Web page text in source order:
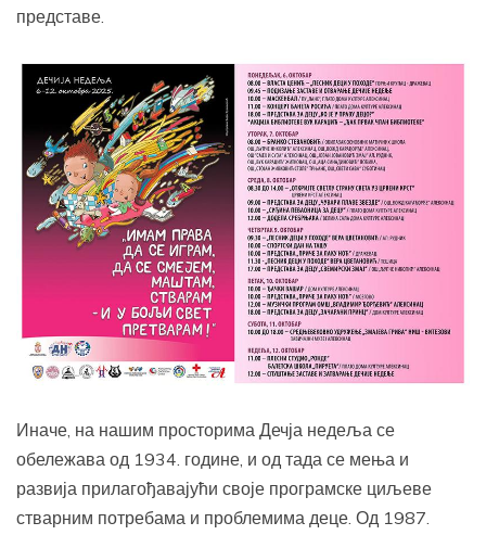
представе.
Иначе, на нашим просторима Дечја недеља се
обележава од 1934. године, и од тада се мења и
развија прилагођавајући своје програмске циљеве
стварним потребама и проблемима деце. Од 1987.